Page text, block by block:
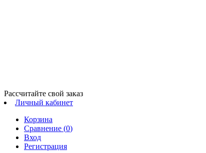
Рассчитайте свой заказ
Личный кабинет
Корзина
Сравнение (0)
Вход
Регистрация